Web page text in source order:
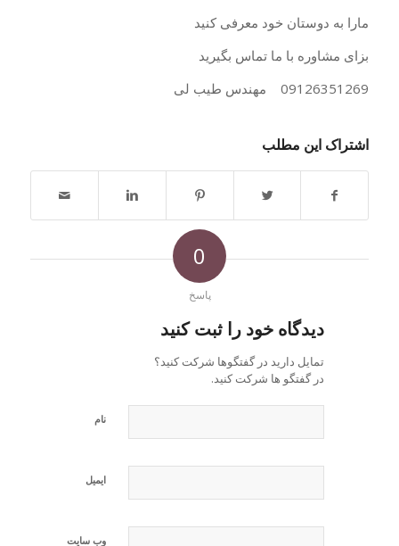
مارا به دوستان خود معرفی کنید
بزای مشاوره با ما تماس بگیرید
09126351269 مهندس طیب لی
اشتراک این مطلب
0
پاسخ
دیدگاه خود را ثبت کنید
تمایل دارید در گفتگوها شرکت کنید؟
در گفتگو ها شرکت کنید.
نام
ایمیل
وب‌ سایت